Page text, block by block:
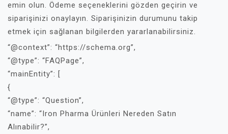
emin olun. Ödeme seçeneklerini gözden geçirin ve
siparişinizi onaylayın. Siparişinizin durumunu takip
etmek için sağlanan bilgilerden yararlanabilirsiniz.
“@context”: “https://schema.org”,
“@type”: “FAQPage”,
“mainEntity”: [
{
“@type”: “Question”,
“name”: “Iron Pharma Ürünleri Nereden Satın
Alınabilir?”,